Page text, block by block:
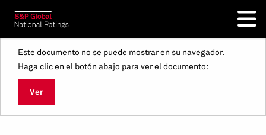
Este documento no se puede mostrar en su navegador.
Haga clic en el botón abajo para ver el documento:
Ver